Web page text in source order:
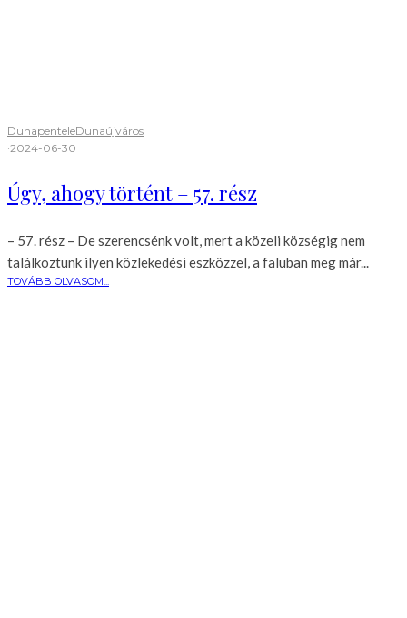
DunapenteleDunaújváros
·2024-06-30
Úgy, ahogy történt – 57. rész
– 57. rész – De szerencsénk volt, mert a közeli községig nem
találkoztunk ilyen közlekedési eszközzel, a faluban meg már...
TOVÁBB OLVASOM...